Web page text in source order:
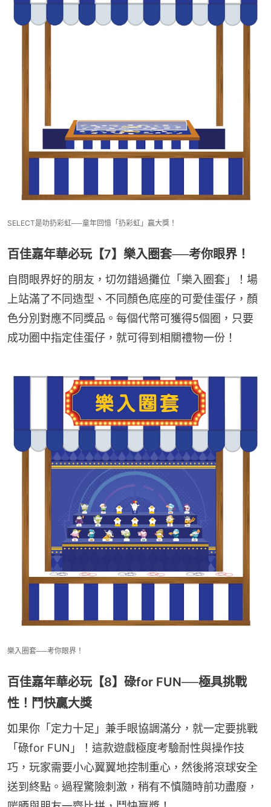
SELECT是叻扔彩虹──童年回憶「扔彩虹」贏大獎！
百佳嘉年華必玩【7】樂入圈套──考你眼界！
自問眼界好的朋友，切勿錯過攤位「樂入圈套」！場
上站滿了不同造型、不同顏色底座的可愛佳蛋仔，顏
色分別對應不同獎品。每個代幣可獲得5個圈，只要
成功圈中指定佳蛋仔，就可得到相關禮物一份！
樂入圈套──考你眼界！
百佳嘉年華必玩【8】碌for FUN──極具挑戰
性！鬥快贏大獎
如果你「定力十足」兼手眼協調滿分，就一定要挑戰
「碌for FUN」！這款遊戲極度考驗耐性與操作技
巧，玩家需要小心翼翼地控制重心，然後將滾球安全
送到終點。過程驚險刺激，稍有不慎隨時前功盡廢，